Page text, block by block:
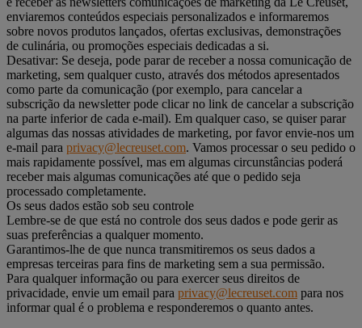
enviaremos conteúdos especiais personalizados e informaremos
sobre novos produtos lançados, ofertas exclusivas, demonstrações
de culinária, ou promoções especiais dedicadas a si.
Desativar: Se deseja, pode parar de receber a nossa comunicação de
marketing, sem qualquer custo, através dos métodos apresentados
como parte da comunicação (por exemplo, para cancelar a
subscrição da newsletter pode clicar no link de cancelar a subscrição
na parte inferior de cada e-mail). Em qualquer caso, se quiser parar
algumas das nossas atividades de marketing, por favor envie-nos um
e-mail para privacy@lecreuset.com. Vamos processar o seu pedido o
mais rapidamente possível, mas em algumas circunstâncias poderá
receber mais algumas comunicações até que o pedido seja
processado completamente.
Os seus dados estão sob seu controle
Lembre-se de que está no controle dos seus dados e pode gerir as
suas preferências a qualquer momento.
Garantimos-lhe de que nunca transmitiremos os seus dados a
empresas terceiras para fins de marketing sem a sua permissão.
Para qualquer informação ou para exercer seus direitos de
privacidade, envie um email para privacy@lecreuset.com para nos
informar qual é o problema e responderemos o quanto antes.